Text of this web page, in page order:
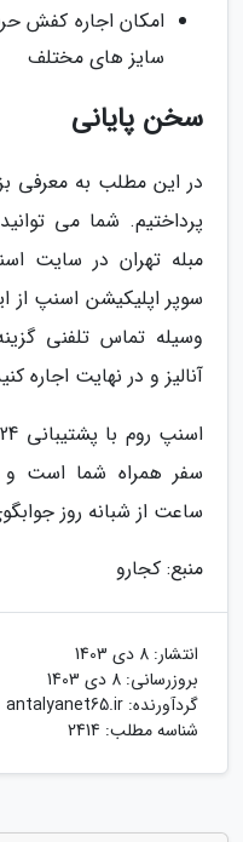
امکان اجاره کفش
سایز های مختلف
سخن پایانی
در این مطلب به معرفی
پرداختیم. شما می
مبله تهران در سایت
سوپر اپلیکیشن اسنپ از
وسیله تماس تلفنی
آنالیز و در نهایت اجاره
سفر همراه شما است و
ساعت از شبانه روز
منبع: کجارو
انتشار: 8 دی 1403
بروزرسانی: 8 دی 1403
گردآورنده: antalyanet65.ir
شناسه مطلب: 2414